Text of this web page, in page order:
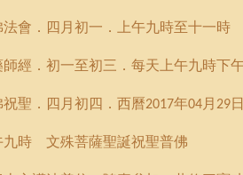
會．四月初一．上午九時至十一時
經．初一至初三．每天上午九時下
聖．四月初四．西曆2017年04月29
九時 文殊菩薩聖誕祝聖普佛